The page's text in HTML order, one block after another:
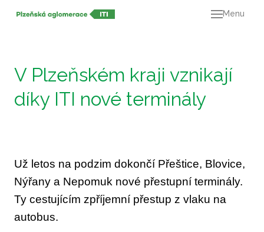
Menu
V Plzeňském kraji vznikají
díky ITI nové terminály
Už letos na podzim dokončí Přeštice, Blovice,
Nýřany a Nepomuk nové přestupní terminály.
Ty cestujícím zpříjemní přestup z vlaku na
autobus.